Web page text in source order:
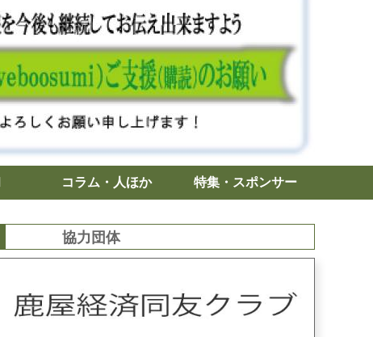
コラム・人ほか 特集・スポンサー
協力団体